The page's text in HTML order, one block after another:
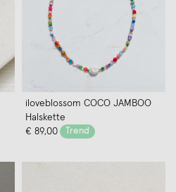
iloveblossom COCO JAMBOO
Halskette
€ 89,00
Trend